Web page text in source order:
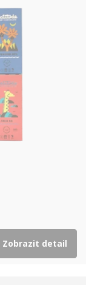
Zobrazit detail